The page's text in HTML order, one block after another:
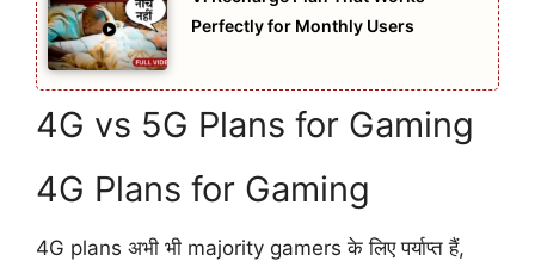
Perfectly for Monthly Users
4G vs 5G Plans for Gaming
4G Plans for Gaming
4G plans अभी भी majority gamers के लिए पर्याप्त हैं,